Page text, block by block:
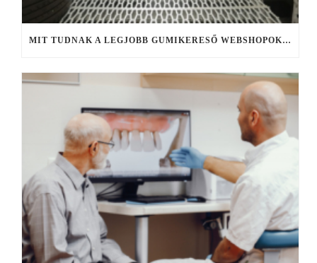
MIT TUDNAK A LEGJOBB GUMIKERESŐ WEBSHOPOK, ÉS MIRE FIGYELJ KERESÉS KÖZBEN?